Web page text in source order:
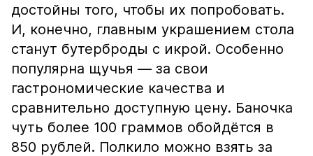
достойны того, чтобы их попробовать.
И, конечно, главным украшением стола
станут бутерброды с икрой. Особенно
популярна щучья — за свои
гастрономические качества и
сравнительно доступную цену. Баночка
чуть более 100 граммов обойдётся в
850 рублей. Полкило можно взять за